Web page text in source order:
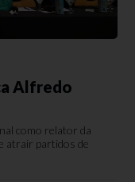
Alfredo
como relator da
atrair partidos de